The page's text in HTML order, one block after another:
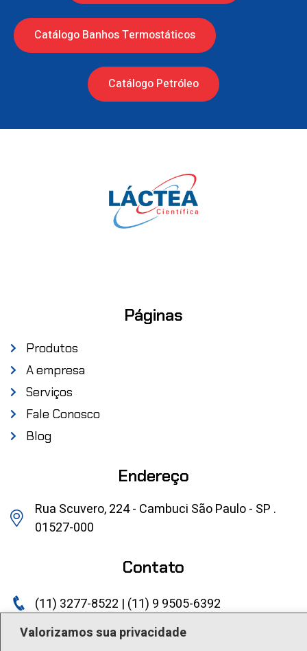
Valorizamos sua privacidade
Catálogo Banhos Termostáticos
Catálogo Petróleo
Páginas
Produtos
A empresa
Serviços
Fale Conosco
Blog
Endereço
Rua Scuvero, 224 - Cambuci São Paulo - SP .
01527-000
Contato
(11) 3277-8522 | (11) 9 9505-6392
lactea@lactea.com.br